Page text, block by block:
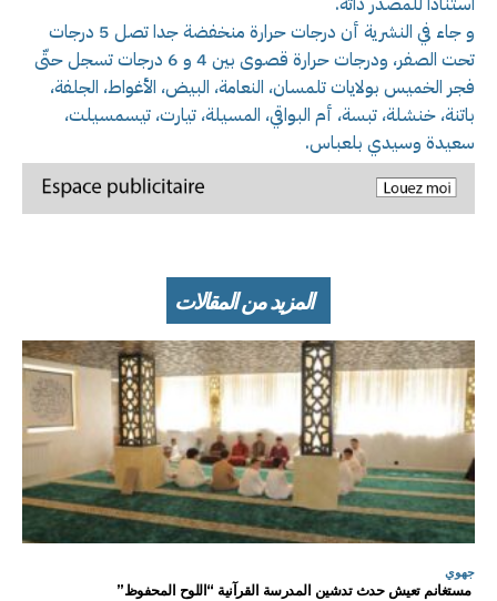
و جاء في النشرية أن درجات حرارة منخفضة جدا تصل 5 درجات
تحت الصفر، ودرجات حرارة قصوى بين 4 و 6 درجات تسجل حتّى
فجر الخميس بولايات تلمسان، النعامة، البيض، الأغواط، الجلفة،
باتنة، خنشلة، تبسة، أم البواقي، المسيلة، تيارت، تيسمسيلت،
سعيدة وسيدي بلعباس.
المزيد من المقالات
جهوي
مستغانم تعيش حدث تدشين المدرسة القرآنية “اللوح المحفوظ”